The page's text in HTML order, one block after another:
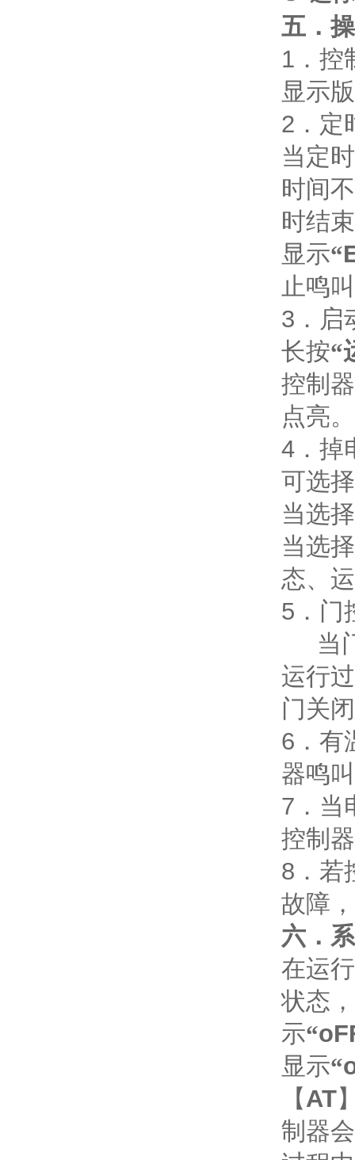
五．
1 ．
显示
2 ．
当定
时间
时结
显示“
止鸣叫
3 ．
长按“
控制
点亮。
4 ．
可选
当选
当选
态、
5 ．
当
运行
门关
6 ．
器鸣
7 ．
控制
8 ．
故障
六．
在运
状态
示“
显示“
【AT
制器